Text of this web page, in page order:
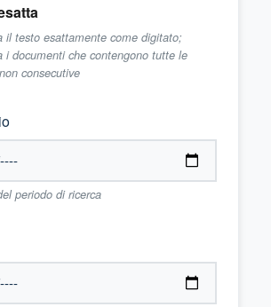
il testo esattamente come digitato;
i documenti che contengono tutte le
consecutive
periodo di ricerca